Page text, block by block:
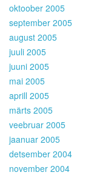
oktoober 2005
september 2005
august 2005
juuli 2005
juuni 2005
mai 2005
aprill 2005
märts 2005
veebruar 2005
jaanuar 2005
detsember 2004
november 2004